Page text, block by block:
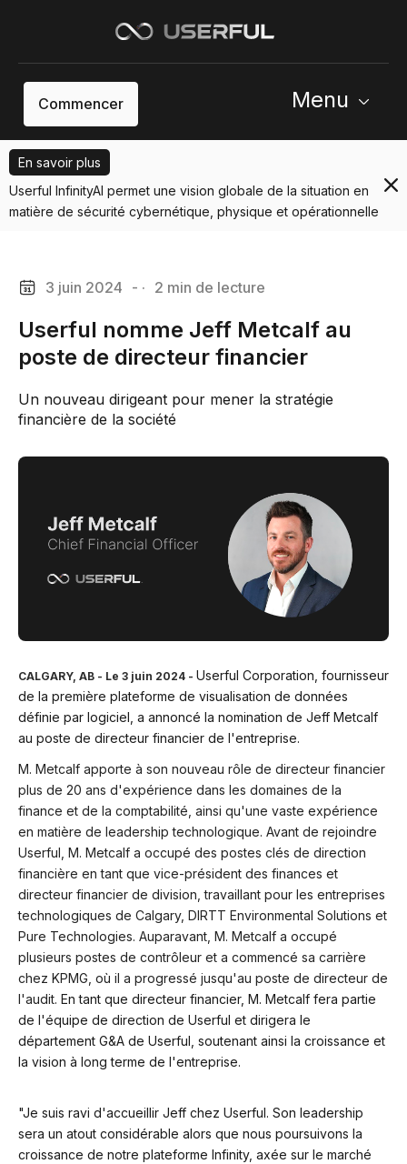
Commencer Menu
En savoir plus
Userful InfinityAI permet une vision globale de la situation en
matière de sécurité cybernétique, physique et opérationnelle
3 juin 2024 - · 2 min de lecture
Userful nomme Jeff Metcalf au
poste de directeur financier
Un nouveau dirigeant pour mener la stratégie
financière de la société
CALGARY, AB - Le 3 juin 2024 - Userful Corporation, fournisseur
de la première plateforme de visualisation de données
définie par logiciel, a annoncé la nomination de Jeff Metcalf
au poste de directeur financier de l'entreprise.
M. Metcalf apporte à son nouveau rôle de directeur financier
plus de 20 ans d'expérience dans les domaines de la
finance et de la comptabilité, ainsi qu'une vaste expérience
en matière de leadership technologique. Avant de rejoindre
Userful, M. Metcalf a occupé des postes clés de direction
financière en tant que vice-président des finances et
directeur financier de division, travaillant pour les entreprises
technologiques de Calgary, DIRTT Environmental Solutions et
Pure Technologies. Auparavant, M. Metcalf a occupé
plusieurs postes de contrôleur et a commencé sa carrière
chez KPMG, où il a progressé jusqu'au poste de directeur de
l'audit. En tant que directeur financier, M. Metcalf fera partie
de l'équipe de direction de Userful et dirigera le
département G&A de Userful, soutenant ainsi la croissance et
la vision à long terme de l'entreprise.
"Je suis ravi d'accueillir Jeff chez Userful. Son leadership
sera un atout considérable alors que nous poursuivons la
croissance de notre plateforme Infinity, axée sur le marché